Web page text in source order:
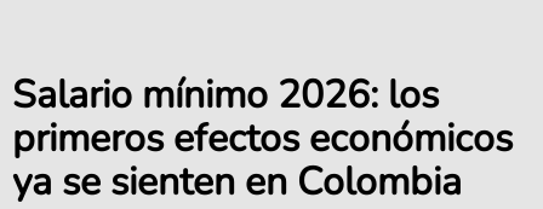
Salario mínimo 2026: los
primeros efectos económicos
ya se sienten en Colombia